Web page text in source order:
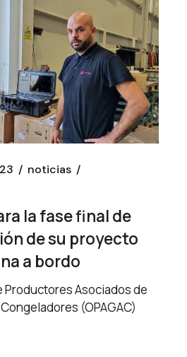
noticias
la fase final de
de su proyecto
a bordo
Productores Asociados de
(OPAGAC)